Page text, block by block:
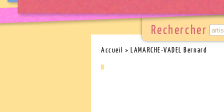
Rechercher
Accueil > LAMARCHE-VADEL Bernard